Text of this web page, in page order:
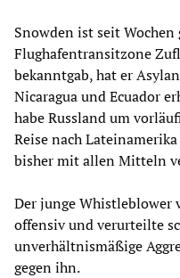
Snowden ist seit
Flughafentransitzone
bekanntgab, hat er
Nicaragua und Ecuador
habe Russland um
Reise nach
bisher mit allen Mitteln
Der junge Whistleblower
offensiv und verurteilte
unverhältnismäßige
gegen ihn.